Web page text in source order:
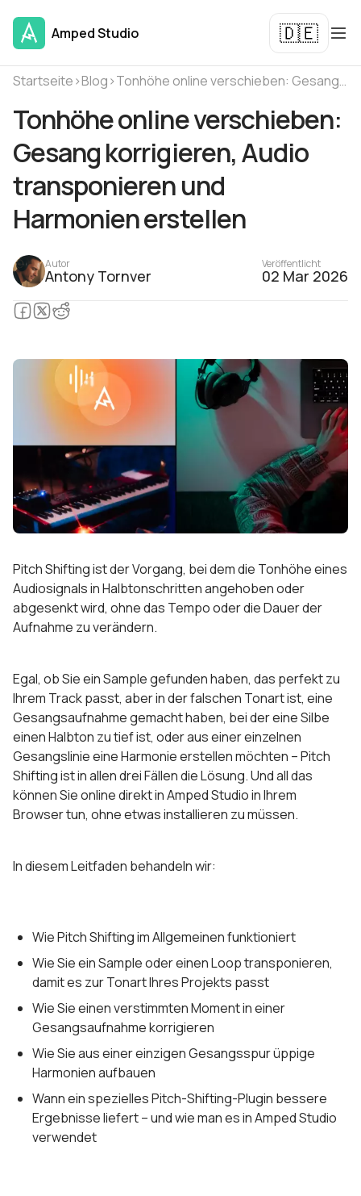
Amped Studio 🇩🇪
Startseite›Blog› Tonhöhe online verschieben: Gesang korrigieren, Audio transponieren und Harmonien erstellen
Tonhöhe online verschieben:
Gesang korrigieren, Audio
transponieren und
Harmonien erstellen
Autor
Antony Tornver
Veröffentlicht
02 Mar 2026
Pitch Shifting ist der Vorgang, bei dem die Tonhöhe eines
Audiosignals in Halbtonschritten angehoben oder
abgesenkt wird, ohne das Tempo oder die Dauer der
Aufnahme zu verändern.
Egal, ob Sie ein Sample gefunden haben, das perfekt zu
Ihrem Track passt, aber in der falschen Tonart ist, eine
Gesangsaufnahme gemacht haben, bei der eine Silbe
einen Halbton zu tief ist, oder aus einer einzelnen
Gesangslinie eine Harmonie erstellen möchten – Pitch
Shifting ist in allen drei Fällen die Lösung. Und all das
können Sie online direkt in Amped Studio in Ihrem
Browser tun, ohne etwas installieren zu müssen.
In diesem Leitfaden behandeln wir:
Wie Pitch Shifting im Allgemeinen funktioniert
Wie Sie ein Sample oder einen Loop transponieren,
damit es zur Tonart Ihres Projekts passt
Wie Sie einen verstimmten Moment in einer
Gesangsaufnahme korrigieren
Wie Sie aus einer einzigen Gesangsspur üppige
Harmonien aufbauen
Wann ein spezielles Pitch-Shifting-Plugin bessere
Ergebnisse liefert – und wie man es in Amped Studio
verwendet